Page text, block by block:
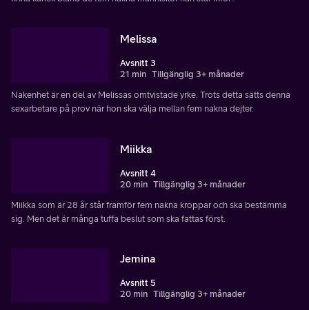
Melissa
Avsnitt 3
21 min Tillgänglig 3+ månader
Nakenhet är en del av Melissas omtvistade yrke. Trots detta sätts denna
sexarbetare på prov när hon ska välja mellan fem nakna dejter.
Miikka
Avsnitt 4
20 min Tillgänglig 3+ månader
Miikka som är 28 år står framför fem nakna kroppar och ska bestämma
sig. Men det är många tuffa beslut som ska fattas först.
Jemina
Avsnitt 5
20 min Tillgänglig 3+ månader